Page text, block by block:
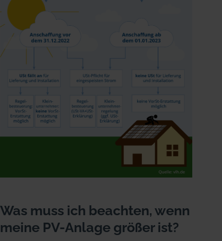
Was muss ich beachten, wenn
meine PV-Anlage größer ist?